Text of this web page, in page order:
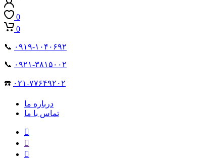
0
0
📞 ۰۹۱۹-۱۰۴۰۶۹۲
📞 ۰۹۲۱-۳۸۱۵۰۰۲
☎️ ۰۲۱-۷۷۶۴۹۲۰۲
درباره ما
تماس با ما